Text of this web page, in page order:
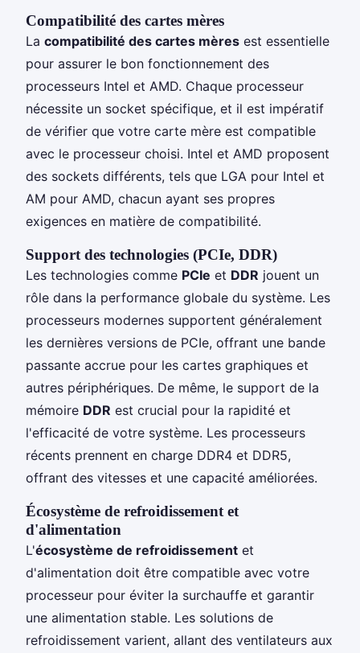
Compatibilité des cartes mères
La compatibilité des cartes mères est essentielle
pour assurer le bon fonctionnement des
processeurs Intel et AMD. Chaque processeur
nécessite un socket spécifique, et il est impératif
de vérifier que votre carte mère est compatible
avec le processeur choisi. Intel et AMD proposent
des sockets différents, tels que LGA pour Intel et
AM pour AMD, chacun ayant ses propres
exigences en matière de compatibilité.
Support des technologies (PCIe, DDR)
Les technologies comme PCIe et DDR jouent un
rôle dans la performance globale du système. Les
processeurs modernes supportent généralement
les dernières versions de PCIe, offrant une bande
passante accrue pour les cartes graphiques et
autres périphériques. De même, le support de la
mémoire DDR est crucial pour la rapidité et
l'efficacité de votre système. Les processeurs
récents prennent en charge DDR4 et DDR5,
offrant des vitesses et une capacité améliorées.
Écosystème de refroidissement et
d'alimentation
L'écosystème de refroidissement et
d'alimentation doit être compatible avec votre
processeur pour éviter la surchauffe et garantir
une alimentation stable. Les solutions de
refroidissement varient, allant des ventilateurs aux